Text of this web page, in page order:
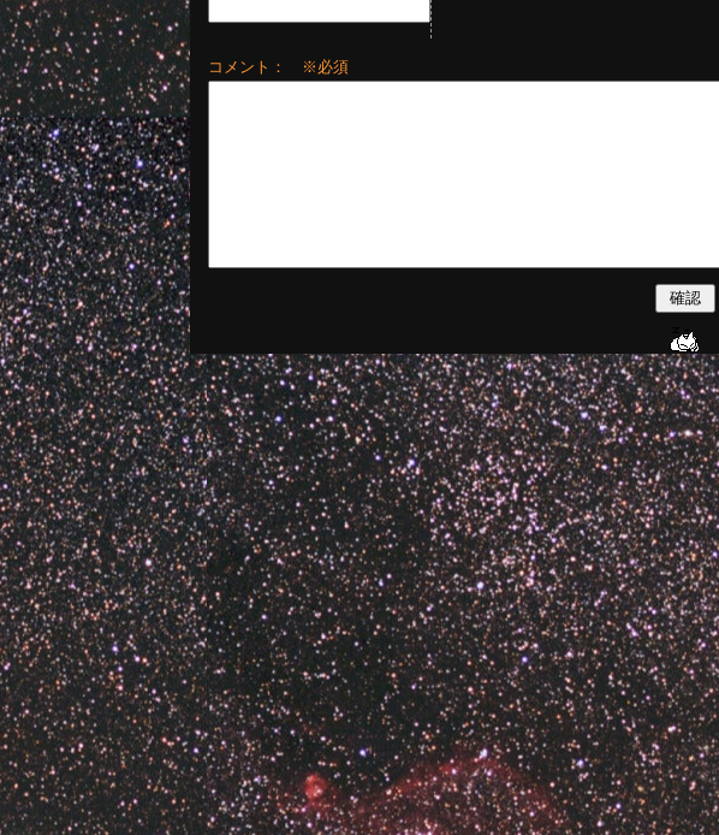
コメント： ※必須